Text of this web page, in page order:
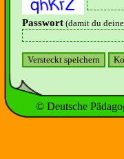
Passwort (damit du
© Deutsche